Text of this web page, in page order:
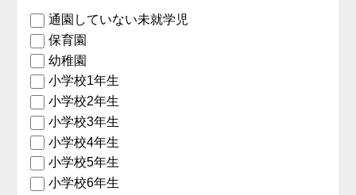
通園していない未就学児
保育園
幼稚園
小学校1年生
小学校2年生
小学校3年生
小学校4年生
小学校5年生
小学校6年生